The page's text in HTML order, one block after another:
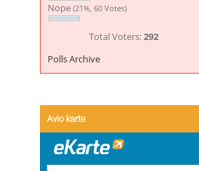
Nope (21%, 60 Votes)
Total Voters:292
Polls Archive
Avio karte